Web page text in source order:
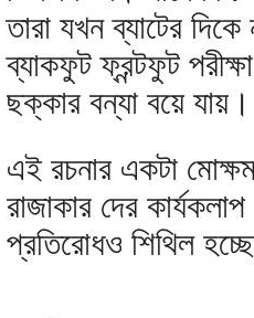
তারা যখন ব্যাটের
ব্যাকফুট ফ্রন্টফুট
ছক্কার বন্যা বয়ে যায়।
এই রচনার একটা
রাজাকার দের
প্রতিরোধও শিথিল